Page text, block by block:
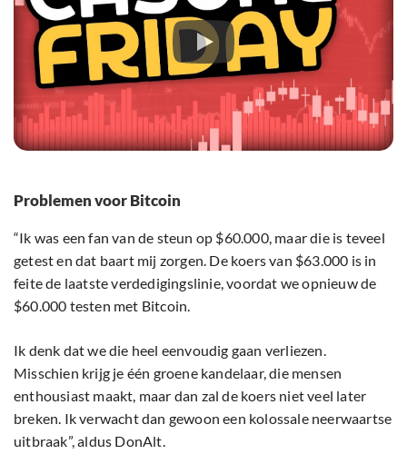
Problemen voor Bitcoin
“Ik was een fan van de steun op $60.000, maar die is teveel
getest en dat baart mij zorgen. De koers van $63.000 is in
feite de laatste verdedigingslinie, voordat we opnieuw de
$60.000 testen met Bitcoin.
Ik denk dat we die heel eenvoudig gaan verliezen.
Misschien krijg je één groene kandelaar, die mensen
enthousiast maakt, maar dan zal de koers niet veel later
breken. Ik verwacht dan gewoon een kolossale neerwaartse
uitbraak”, aldus DonAlt.